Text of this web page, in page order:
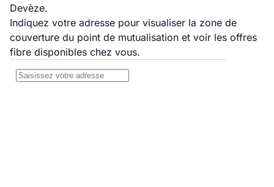
Devèze.
Indiquez votre adresse pour visualiser la zone de
couverture du point de mutualisation et voir les offres
fibre disponibles chez vous.